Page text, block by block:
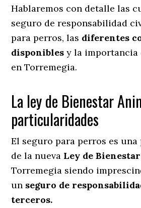
Hablaremos con detalle las
seguro de responsabilidad
para perros, las diferentes
disponibles y la importancia
en Torremegia.
La ley de Bienestar
particularidades
El seguro para perros es
de la nueva Ley de
Torremegia siendo
un seguro de
terceros.